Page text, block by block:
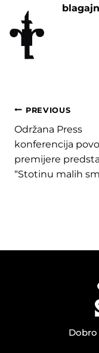
Post
PREVIOUS
Održana Press
konferencija
premijere
“Stotinu malih